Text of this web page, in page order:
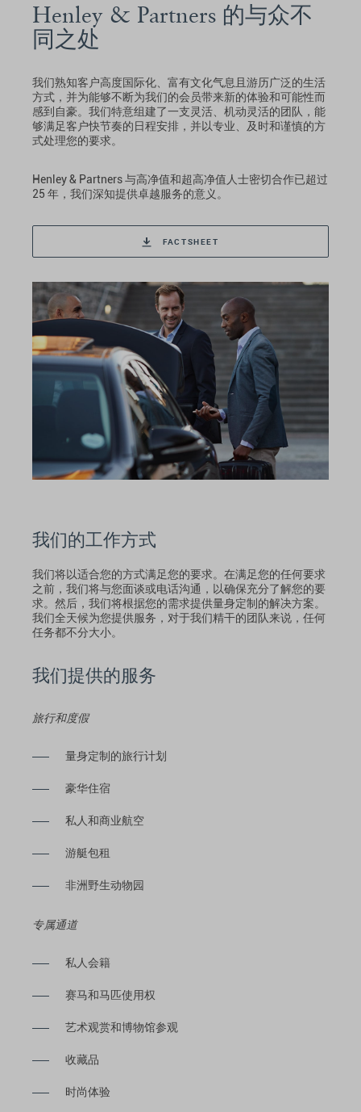
Henley & Partners 的与众不
同之处
我们熟知客户高度国际化、富有文化气息且游历广泛的生活
方式，并为能够不断为我们的会员带来新的体验和可能性而
感到自豪。我们特意组建了一支灵活、机动灵活的团队，能
够满足客户快节奏的日程安排，并以专业、及时和谨慎的方
式处理您的要求。
Henley & Partners 与高净值和超高净值人士密切合作已超过
25 年，我们深知提供卓越服务的意义。
FACTSHEET
我们的工作方式
我们将以适合您的方式满足您的要求。在满足您的任何要求
之前，我们将与您面谈或电话沟通，以确保充分了解您的要
求。然后，我们将根据您的需求提供量身定制的解决方案。
我们全天候为您提供服务，对于我们精干的团队来说，任何
任务都不分大小。
我们提供的服务
旅行和度假
量身定制的旅行计划
豪华住宿
私人和商业航空
游艇包租
非洲野生动物园
专属通道
私人会籍
赛马和马匹使用权
艺术观赏和博物馆参观
收藏品
时尚体验